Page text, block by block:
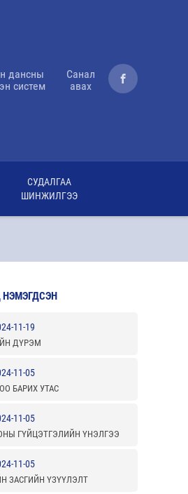
дансны
систем
Санал
авах
СУДАЛГАА
ШИНЖИЛГЭЭ
НЭМЭГДСЭН
11-19
ДҮРЭМ
11-05
БАРИХ УТАС
11-05
ГҮЙЦЭТГЭЛИЙН ҮНЭЛГЭЭ
11-05
ЗАСГИЙН ҮЗҮҮЛЭЛТ